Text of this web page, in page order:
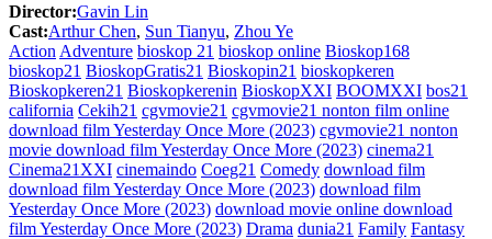
Director:Gavin Lin
Cast:Arthur Chen, Sun Tianyu, Zhou Ye
Action Adventure bioskop 21 bioskop online Bioskop168
bioskop21 BioskopGratis21 Bioskopin21 bioskopkeren
Bioskopkeren21 Bioskopkerenin BioskopXXI BOOMXXI bos21
california Cekih21 cgvmovie21 cgvmovie21 nonton film online
download film Yesterday Once More (2023) cgvmovie21 nonton
movie download film Yesterday Once More (2023) cinema21
Cinema21XXI cinemaindo Coeg21 Comedy download film
download film Yesterday Once More (2023) download film
Yesterday Once More (2023) download movie online download
film Yesterday Once More (2023) Drama dunia21 Family Fantasy